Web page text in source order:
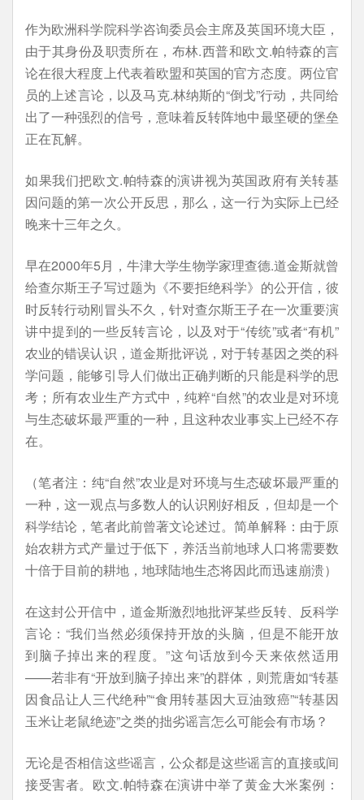
作为欧洲科学院科学咨询委员会主席及英国环境大臣，
由于其身份及职责所在，布林.西普和欧文.帕特森的言
论在很大程度上代表着欧盟和英国的官方态度。两位官
员的上述言论，以及马克.林纳斯的“倒戈”行动，共同给
出了一种强烈的信号，意味着反转阵地中最坚硬的堡垒
正在瓦解。
如果我们把欧文.帕特森的演讲视为英国政府有关转基
因问题的第一次公开反思，那么，这一行为实际上已经
晚来十三年之久。
早在2000年5月，牛津大学生物学家理查德.道金斯就曾
给查尔斯王子写过题为《不要拒绝科学》的公开信，彼
时反转行动刚冒头不久，针对查尔斯王子在一次重要演
讲中提到的一些反转言论，以及对于“传统”或者“有机”
农业的错误认识，道金斯批评说，对于转基因之类的科
学问题，能够引导人们做出正确判断的只能是科学的思
考；所有农业生产方式中，纯粹“自然”的农业是对环境
与生态破坏最严重的一种，且这种农业事实上已经不存
在。
（笔者注：纯“自然”农业是对环境与生态破坏最严重的
一种，这一观点与多数人的认识刚好相反，但却是一个
科学结论，笔者此前曾著文论述过。简单解释：由于原
始农耕方式产量过于低下，养活当前地球人口将需要数
十倍于目前的耕地，地球陆地生态将因此而迅速崩溃）
在这封公开信中，道金斯激烈地批评某些反转、反科学
言论：“我们当然必须保持开放的头脑，但是不能开放
到脑子掉出来的程度。”这句话放到今天来依然适用
——若非有“开放到脑子掉出来”的群体，则荒唐如“转基
因食品让人三代绝种”“食用转基因大豆油致癌”“转基因
玉米让老鼠绝迹”之类的拙劣谣言怎么可能会有市场？
无论是否相信这些谣言，公众都是这些谣言的直接或间
接受害者。欧文.帕特森在演讲中举了黄金大米案例：